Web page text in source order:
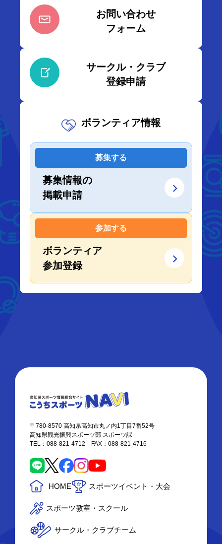
お問い合わせ
フォーム
サークル・クラブ
登録申請
ボランティア情報
募集する
募集情報の
掲載申請
参加する
ボランティア
参加登録
〒780-8570 高知県高知市丸ノ内1丁目7番52号
高知県観光振興スポーツ部 スポーツ課
TEL：088-821-4712 FAX：088-821-4716
HOME スポーツイベント・大会
スポーツ教室・スクール
サークル・クラブチーム